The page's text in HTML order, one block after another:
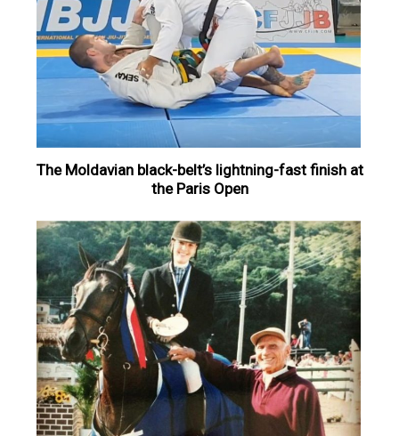
The Moldavian black-belt’s lightning-fast finish at
the Paris Open